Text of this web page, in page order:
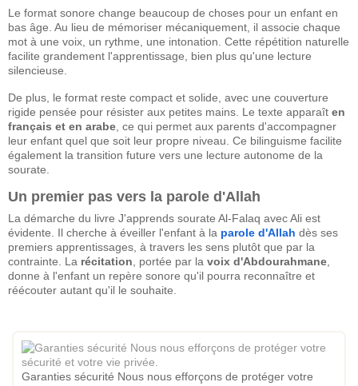
Le format sonore change beaucoup de choses pour un enfant en
bas âge. Au lieu de mémoriser mécaniquement, il associe chaque
mot à une voix, un rythme, une intonation. Cette répétition naturelle
facilite grandement l'apprentissage, bien plus qu'une lecture
silencieuse.
De plus, le format reste compact et solide, avec une couverture
rigide pensée pour résister aux petites mains. Le texte apparaît en
français et en arabe , ce qui permet aux parents d'accompagner
leur enfant quel que soit leur propre niveau. Ce bilinguisme facilite
également la transition future vers une lecture autonome de la
sourate.
Un premier pas vers la parole d'Allah
La démarche du livre J'apprends sourate Al-Falaq avec Ali est
évidente. Il cherche à éveiller l'enfant à la parole d'Allah dès ses
premiers apprentissages, à travers les sens plutôt que par la
contrainte. La récitation , portée par la voix d'Abdourahmane
donne à l'enfant un repère sonore qu'il pourra reconnaître et
réécouter autant qu'il le souhaite.
Garanties sécurité Nous nous efforçons de protéger votre